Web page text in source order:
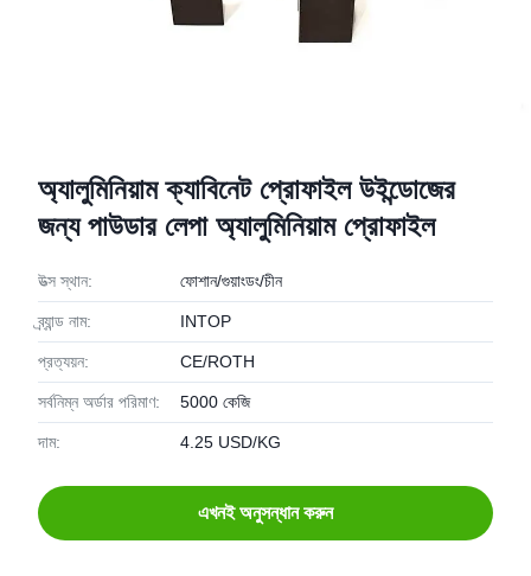
অ্যালুমিনিয়াম ক্যাবিনেট প্রোফাইল উইন্ডোজের
জন্য পাউডার লেপা অ্যালুমিনিয়াম প্রোফাইল
উত্স স্থান: ফোশান/গুয়াংডং/চীন
ব্র্যান্ড নাম: INTOP
প্রত্যয়ন: CE/ROTH
সর্বনিম্ন অর্ডার পরিমাণ: 5000 কেজি
দাম: 4.25 USD/KG
এখনই অনুসন্ধান করুন